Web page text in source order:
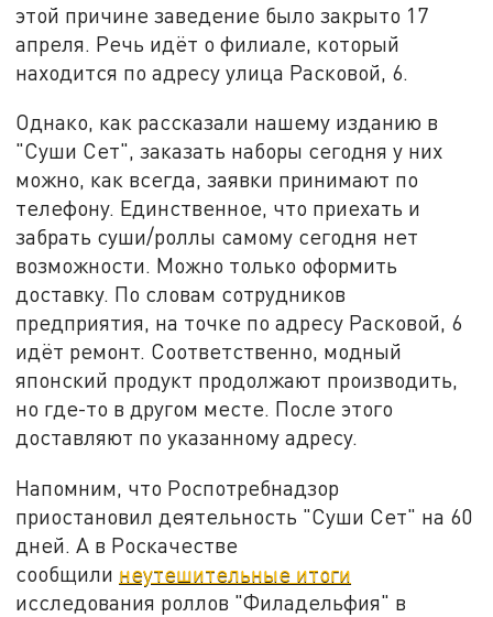
этой причине заведение было закрыто 17
апреля. Речь идёт о филиале, который
находится по адресу улица Расковой, 6.
Однако, как рассказали нашему изданию в
"Суши Сет", заказать наборы сегодня у них
можно, как всегда, заявки принимают по
телефону. Единственное, что приехать и
забрать суши/роллы самому сегодня нет
возможности. Можно только оформить
доставку. По словам сотрудников
предприятия, на точке по адресу Расковой, 6
идёт ремонт. Соответственно, модный
японский продукт продолжают производить,
но где-то в другом месте. После этого
доставляют по указанному адресу.
Напомним, что Роспотребнадзор
приостановил деятельность "Суши Сет" на 60
дней. А в Роскачестве
сообщили неутешительные итоги
исследования роллов "Филадельфия" в